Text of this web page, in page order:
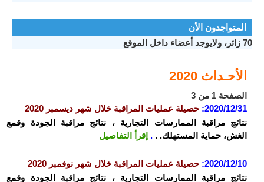
المتواجدون الأن
70 زائر، ولايوجد أعضاء داخل الموقع
الأحـداث 2020
الصفحة 1 من 3
2020/12/31
: حصيلة عمليات المراقبة خلال شهر ديسمبر 2020
نتائج مراقبة الممارسات التجارية ، نتائج مراقبة الجودة وقمع
الغش، حماية المستهلك. . . إقرأ التفاصيل
2020/12/10
: حصيلة عمليات المراقبة خلال شهر نوفمبر 2020
نتائج مراقبة الممارسات التجارية ، نتائج مراقبة الجودة وقمع